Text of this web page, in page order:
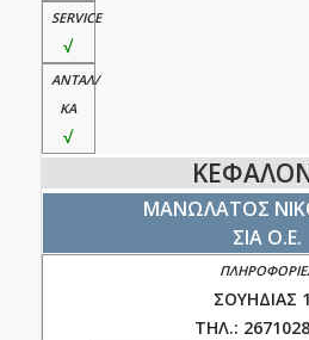
√
√
ΜΑΝΩΛΑΤΟΣ
ΣΙΑ Ο.Ε.
ΣΟΥΗΔΙΑΣ
ΤΗΛ.: